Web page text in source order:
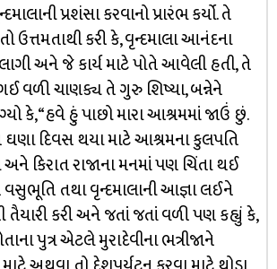
પ્રશંસા કરવાનો પ્રારંભ કર્યો. તે
ઉત્તમતાથી કરી કે, વૃન્દમાલા આનંદના
અને જે કાર્ય માટે પોતે આવેલી હતી, તે
વળી ચાણક્ય તે ગુરુ શિષ્યા, બન્નેને
કે, “હવે હું પાછો મારા આશ્રમમાં જાઉં છું.
દિવસ થયા માટે આશ્રમના કુલપતિ
કિરાત રાજાના મનમાં પણ ચિંતા થઈ
તથા વૃન્દમાલાની આજ્ઞા લઈને
તૈયારી કરી અને જતાં જતાં વળી પણ કહ્યું કે,
પુત્ર એટલે મુરાદેવીના ભત્રીજાને